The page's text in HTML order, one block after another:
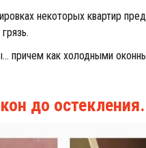
некоторых квартир
причем как холодными
до